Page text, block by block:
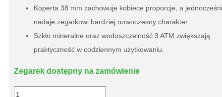
Koperta 38 mm zachowuje kobiece proporcje, a
nadaje zegarkowi bardziej nowoczesny charakter.
Szkło mineralne oraz wodoszczelność 3 ATM zwiększają
praktyczność w codziennym użytkowaniu.
Zegarek dostępny na zamówienie
ilość